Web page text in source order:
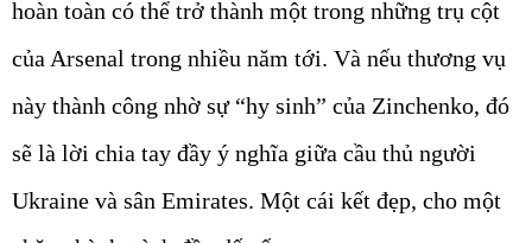
hoàn toàn có thể trở thành một trong những trụ cột
của Arsenal trong nhiều năm tới. Và nếu thương vụ
này thành công nhờ sự “hy sinh” của Zinchenko, đó
sẽ là lời chia tay đầy ý nghĩa giữa cầu thủ người
Ukraine và sân Emirates. Một cái kết đẹp, cho một